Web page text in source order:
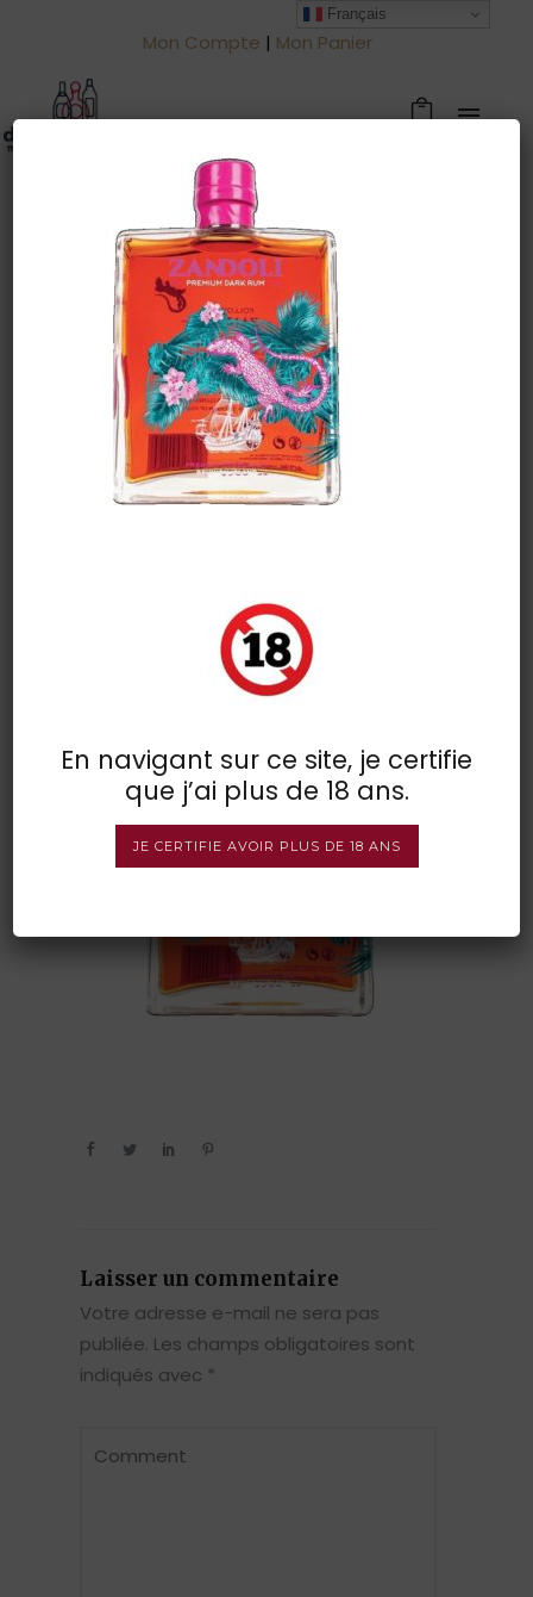
Mon Compte | Mon Panier
Warning: Trying to access array offset
on value of type null in
/htdocs/drinkjullien.be/wp-
content/themes/oshin/content.php
on line28
18 décembre 2024
Laisser un commentaire
Votre adresse e-mail ne sera pas
publiée. Les champs obligatoires sont
indiqués avec *
Français
En navigant sur ce site, je certifie
que j’ai plus de 18 ans.
JE CERTIFIE AVOIR PLUS DE 18 ANS